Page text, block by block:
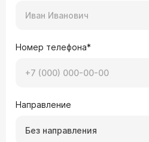
Номер телефона*
Направление
Без направления